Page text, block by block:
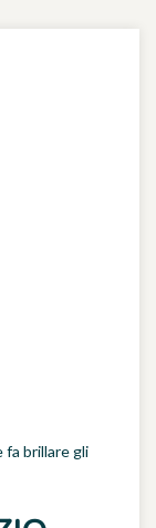
fa brillare gli